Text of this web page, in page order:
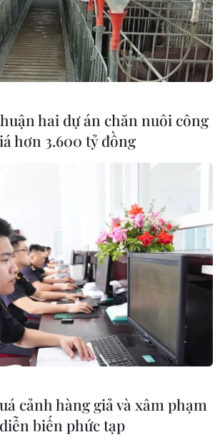
MỤC
kỷ lục, du khách
châu Âu
tâm London, một
bắt giữ
hai dự án chăn nuôi công
hơn 3.600 tỷ đồng
cảnh hàng giả và xâm phạm
biến phức tạp